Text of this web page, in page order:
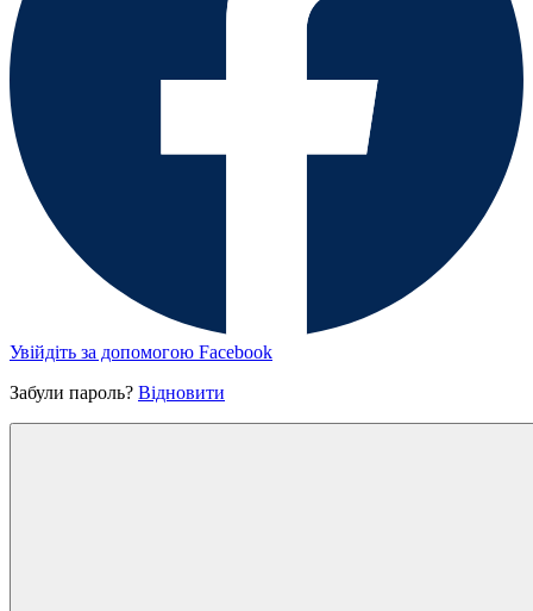
Увійдіть за допомогою Facebook
Забули пароль? Відновити